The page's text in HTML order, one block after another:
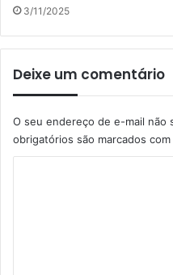
3/11/2025
Deixe um comentário
O seu endereço de e-mail não
obrigatórios são marcados com